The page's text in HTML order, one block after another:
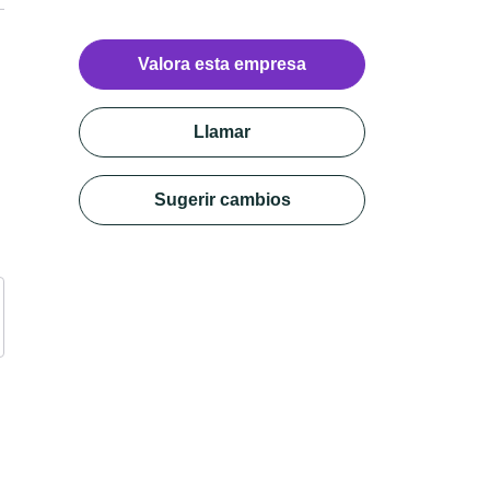
Valora esta empresa
Llamar
Sugerir cambios